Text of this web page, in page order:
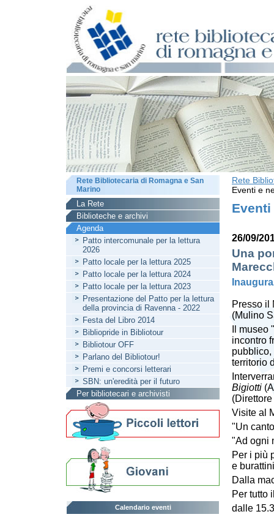
Rete
Eventi e
Eventi
26/09/
Una
Presso il
(Mulino
Il
incontro
pubblico,
territorio
Bigiotti
Visite al
"Un
"Ad ogni
Per i più
e
Dalla
Per tutto
dalle
Rete Bibliotecaria di Romagna e San
Marino
La Rete
Biblioteche e archivi
Agenda
Patto intercomunale per la lettura
2026
Patto locale per la lettura 2025
Patto locale per la lettura 2024
Patto locale per la lettura 2023
Presentazione del Patto per la lettura
della provincia di Ravenna - 2022
Festa del Libro 2014
Bibliopride in Bibliotour
Bibliotour OFF
Parlano del Bibliotour!
Premi e concorsi letterari
SBN: un'eredità per il futuro
Per bibliotecari e archivisti
Calendario eventi